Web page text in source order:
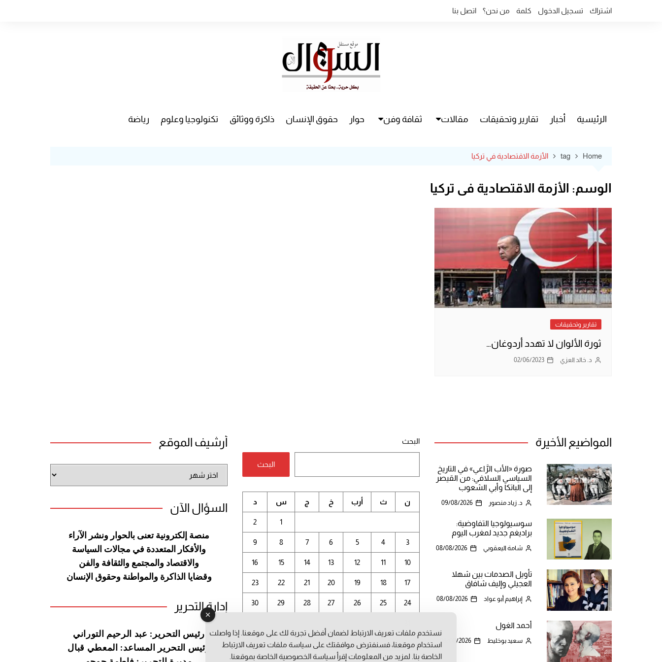
اشتراك تسجيل الدخول كلمة من نحن؟ اتصل بنا
الرئيسية أخبار تقارير وتحقيقات مقالات ثقافة وفن حوار حقوق الإنسان ذاكرة ووثائق تكنولوجيا وعلوم رياضة
Home
tag الأزمة الاقتصادية في تركيا
الوسم: الأزمة الاقتصادية في تركيا
تقارير وتحقيقات
ثورة الألوان لا تهدد أردوغان…
د. خالد العزي 02/06/2023
المواضيع الأخيرة
صورة «الأب الرَّاعي» في التاريخ
السياسي السلافي: من القيصر
إلى الباتكا وأبي الشعوب
د. زياد منصور 09/08/2026
سوسيولوجيا التفاوضية:
براديغم جديد لمغرب اليوم
شامة اليعقوبي 08/08/2026
تأويل الصدمات بين شهلا
العجيلي وإليف شافاق
إبراهيم أبو عواد 08/08/2026
أحمد الغول
سعيد بوخليط 08/08/2026
البحث
البحث
أغسطس 2026
ن ث أرب خ ج س د
1
2
3
4
5
6
7
8
9
10
11
12
13
14
15
16
17
18
19
20
21
22
23
24
25
26
27
28
29
30
أرشيف الموقع
الموقع
السؤال الآن
منصة إلكترونية تعنى بالحوار ونشر
الآراء
والأفكار المتعددة في مجالات السياسة
والاقتصاد والمجتمع والثقافة والفن
وقضايا الذاكرة والمواطنة وحقوق الإنسان
إدارة التحرير
رئيس التحرير: عبد الرحيم التوراني
رئيس التحرير المساعد: المعطي قبال
نستخدم ملفات تعريف الارتباط لضمان أفضل تجربة لك على موقعنا. إذا واصلت
استخدام موقعنا، فسنفترض موافقتك على سياسة ملفات تعريف الارتباط
الخاصة بنا. لمزيد من المعلومات إقرأ سياسة الخصوصيةالخاصة بموقعنا.